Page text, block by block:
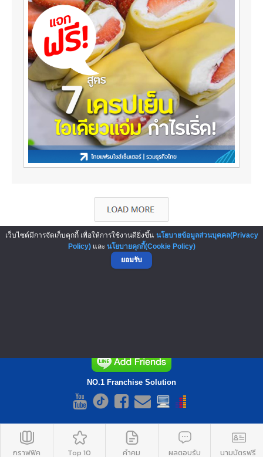
NO.1 Franchise Solution
เว็บไซต์มีการจัดเก็บคุกกี้ เพื่อให้การใช้งานดียิ่งขึ้น นโยบายข้อมูลส่วนบุคคล(Privacy
Policy)และ นโยบายคุกกี้(Cookie Policy)
ยอมรับ
กราฟฟิค Top 10 คำคม ผลตอบรับ นามบัตรฟรี